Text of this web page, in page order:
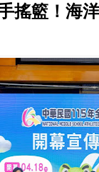
搖籃！海